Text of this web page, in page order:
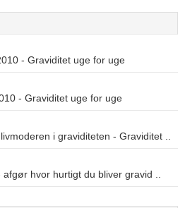
- Graviditet uge for uge
- Graviditet uge for uge
i graviditeten - Graviditet ..
afgør hvor hurtigt du bliver gravid ..